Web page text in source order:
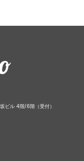
ビル 4階/6階（受付）